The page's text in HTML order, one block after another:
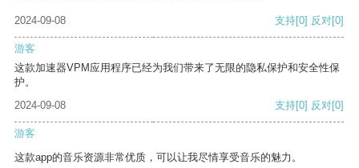
2024-09-08 支持[0] 反对[0]
游客
这款加速器VPM应用程序已经为我们带来了无限的隐私保护和安全性保
护。
2024-09-08
支持[0] 反对[0]
游客
这款app的音乐资源非常优质，可以让我尽情享受音乐的魅力。